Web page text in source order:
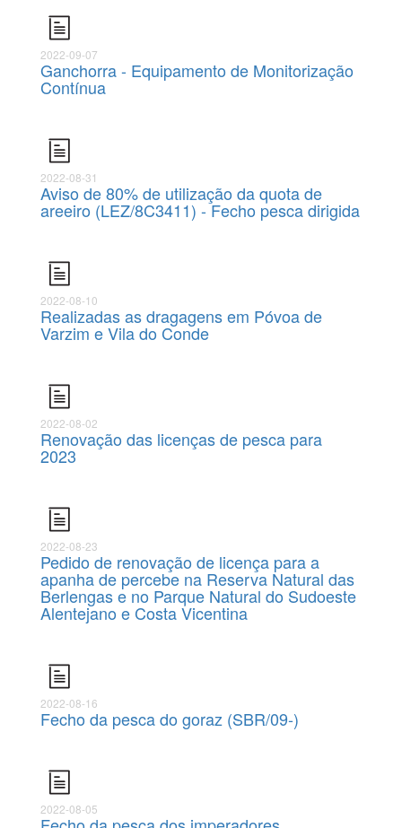
2022-09-07
Ganchorra - Equipamento de Monitorização
Contínua
2022-08-31
Aviso de 80% de utilização da quota de
areeiro (LEZ/8C3411) - Fecho pesca dirigida
2022-08-10
Realizadas as dragagens em Póvoa de
Varzim e Vila do Conde
2022-08-02
Renovação das licenças de pesca para
2023
2022-08-23
Pedido de renovação de licença para a
apanha de percebe na Reserva Natural das
Berlengas e no Parque Natural do Sudoeste
Alentejano e Costa Vicentina
2022-08-16
Fecho da pesca do goraz (SBR/09-)
2022-08-05